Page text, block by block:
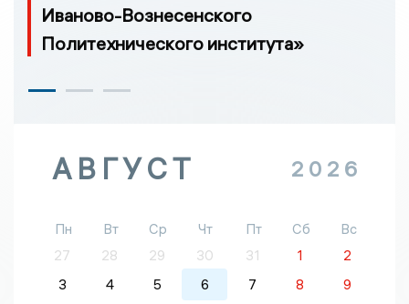
Иваново-Вознесенского
Политехнического института»
АВГУСТ 2026
Пн Вт Ср Чт Пт Сб
Вс
27
28 29 30 31 1
2
3
4 5 6 7 8
9